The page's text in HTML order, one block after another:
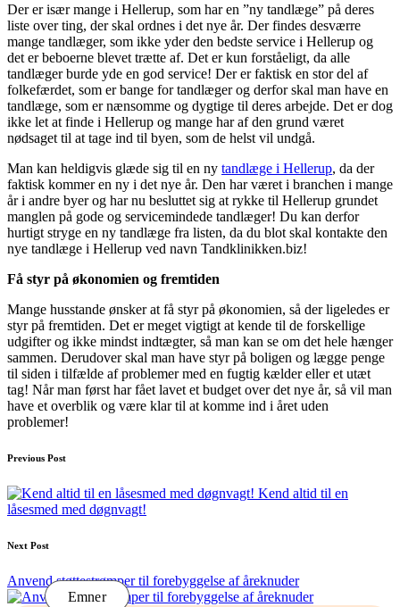
Der er især mange i Hellerup, som har en ”ny tandlæge” på deres
liste over ting, der skal ordnes i det nye år. Der findes desværre
mange tandlæger, som ikke yder den bedste service i Hellerup og
det er beboerne blevet trætte af. Det er kun forståeligt, da alle
tandlæger burde yde en god service! Der er faktisk en stor del af
folkefærdet, som er bange for tandlæger og derfor skal man have en
tandlæge, som er nænsomme og dygtige til deres arbejde. Det er dog
ikke let at finde i Hellerup og mange har af den grund været
nødsaget til at tage ind til byen, som de helst vil undgå.
Man kan heldigvis glæde sig til en ny tandlæge i Hellerup, da der
faktisk kommer en ny i det nye år. Den har været i branchen i mange
år i andre byer og har nu besluttet sig at rykke til Hellerup grundet
manglen på gode og servicemindede tandlæger! Du kan derfor
hurtigt stryge en ny tandlæge fra listen, da du blot skal kontakte den
nye tandlæge i Hellerup ved navn Tandklinikken.biz!
Få styr på økonomien og fremtiden
Mange husstande ønsker at få styr på økonomien, så der ligeledes er
styr på fremtiden. Det er meget vigtigt at kende til de forskellige
udgifter og ikke mindst indtægter, så man kan se om det hele hænger
sammen. Derudover skal man have styr på boligen og lægge penge
til siden i tilfælde af problemer med en fugtig kælder eller et utæt
tag! Når man først har fået lavet et budget over det nye år, så vil man
have et overblik og være klar til at komme ind i året uden
problemer!
Post
navigation
Previous Post
Kend altid til en
låsesmed med døgnvagt!
Next Post
Anvend støttestrømper til forebyggelse af åreknuder
Emner